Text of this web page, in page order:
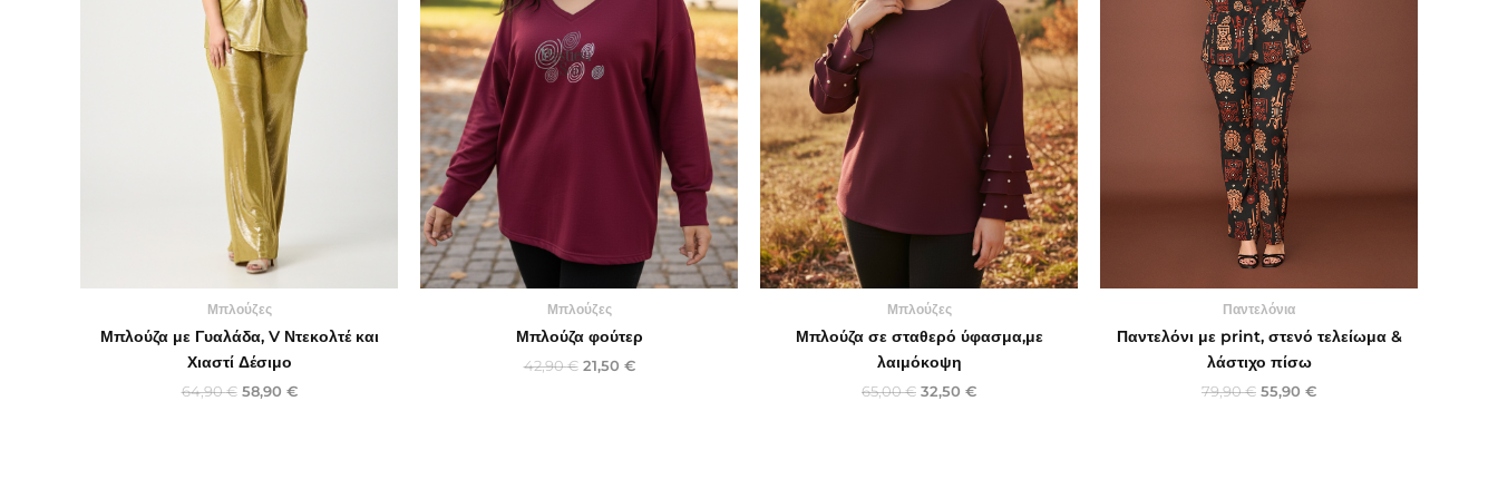
Μπλούζες
Μπλούζα με Γυαλάδα, V Ντεκολτέ και
Χιαστί Δέσιμο
64,90€ 58,90 €
Μπλούζες
Μπλούζα φούτερ
42,90€ 21,50 €
Μπλούζες
Μπλούζα σε σταθερό ύφασμα,με
λαιμόκοψη
65,00€ 32,50 €
Παντελόνια
Παντελόνι με print, στενό τελείωμα &
λάστιχο πίσω
79,90€ 55,90 €